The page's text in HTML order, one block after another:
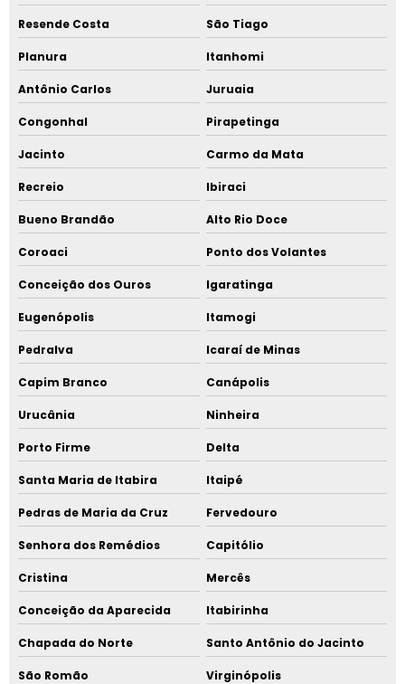
Resende Costa São Tiago
Planura Itanhomi
Antônio Carlos Juruaia
Congonhal Pirapetinga
Jacinto Carmo da Mata
Recreio Ibiraci
Bueno Brandão Alto Rio Doce
Coroaci Ponto dos Volantes
Conceição dos Ouros Igaratinga
Eugenópolis Itamogi
Pedralva Icaraí de Minas
Capim Branco Canápolis
Urucânia Ninheira
Porto Firme Delta
Santa Maria de Itabira Itaipé
Pedras de Maria da Cruz Fervedouro
Senhora dos Remédios Capitólio
Cristina Mercês
Conceição da Aparecida Itabirinha
Chapada do Norte Santo Antônio do Jacinto
São Romão Virginópolis